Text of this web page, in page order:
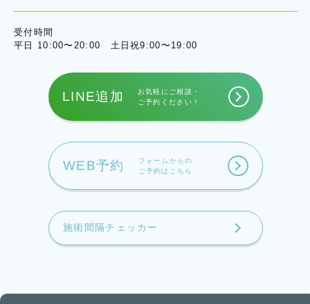
受付時間
平日 10:00〜20:00 土日祝9:00〜19:00
LINE追加
お気軽にご相談・
ご予約ください！
WEB予約
フォームからの
ご予約はこちら
施術間隔チェッカー